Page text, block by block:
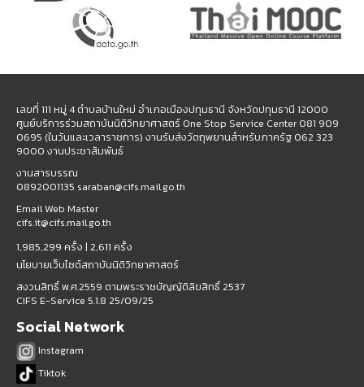
เลขที่ 111 หมู่ 4 ตำบลบ้านใหม่ อำเภอเมืองปทุมธานี จังหวัดปทุมธานี 12000
ศูนย์บริการร่วมสถาบันนิติวิทยาศาสตร์ One Stop Service Center 081 909
0695 (ในวันและเวลาราชการ) งานรับส่งวัตถุพยานสำหรับภาครัฐ 062 323
9000 งานประชาสัมพันธ์
งานสารบรรณ
0892001135 saraban@cifs.mail.go.th
Email Web Master
cifs.it@cifs.mail.go.th
1,985,299 ครั้ง | 2,611 ครั้ง
นโยบายเว็บไซต์สถาบันนิติวิทยาศาสตร์
สงวนสิทธิ์ พ.ศ.2559 ตามพระราชบัญญัติลิขสิทธิ์ 2537
CIFS E-Service 5.1.8 25/09/25
Social Network
Instagram
Tiktok